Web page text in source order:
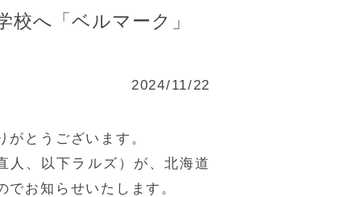
へ「ベルマーク」
2024/11/22
とうございます。
人、以下ラルズ）が、北海道
お知らせいたします。